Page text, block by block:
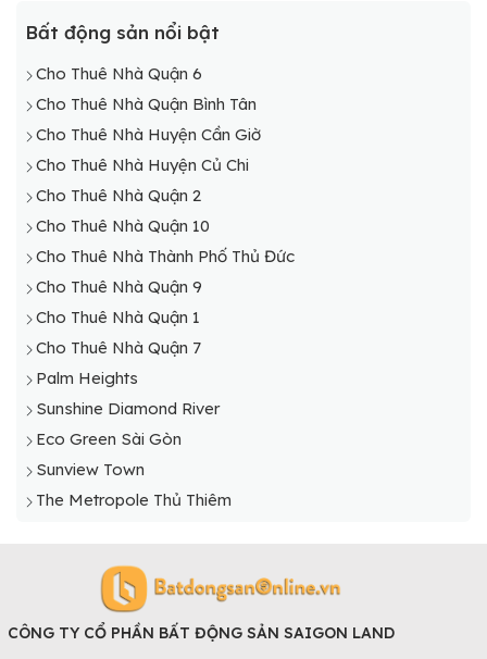
Cho Thuê Nhà Quận Phú Nhuận
Cho Thuê Nhà Huyện Nhà Bè
Cho Thuê Nhà Huyện Hóc Môn
Cho Thuê Nhà Huyện Cần Giờ
Cho Thuê Nhà Huyện Bình Chánh
Bất động sản nổi bật
Cho Thuê Nhà Quận 6
Cho Thuê Nhà Quận Bình Tân
Cho Thuê Nhà Huyện Cần Giờ
Cho Thuê Nhà Huyện Củ Chi
Cho Thuê Nhà Quận 2
Cho Thuê Nhà Quận 10
Cho Thuê Nhà Thành Phố Thủ Đức
Cho Thuê Nhà Quận 9
Cho Thuê Nhà Quận 1
Cho Thuê Nhà Quận 7
Palm Heights
Sunshine Diamond River
Eco Green Sài Gòn
Sunview Town
The Metropole Thủ Thiêm
CÔNG TY CỔ PHẦN BẤT ĐỘNG SẢN SAIGON LAND